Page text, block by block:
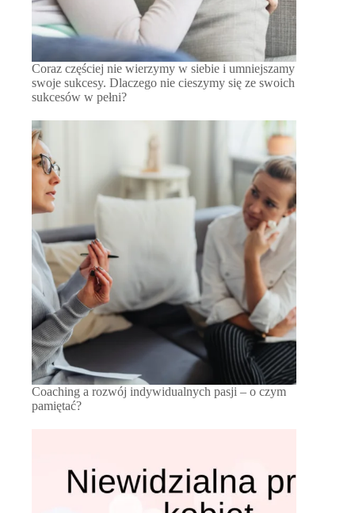
Coraz częściej nie wierzymy w siebie i umniejszamy
swoje sukcesy. Dlaczego nie cieszymy się ze swoich
sukcesów w pełni?
Coaching a rozwój indywidualnych pasji – o czym
pamiętać?